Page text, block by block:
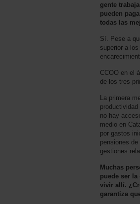
gente
pueden
todas las
Sí. Pese a
superior a
CCOO en el
de los tres
La primera
no hay
medio en
por gastos
pensiones
gestiones
Muchas
puede ser
vivir allí.
garantiza